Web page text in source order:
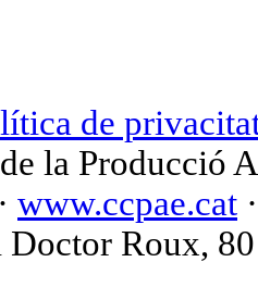
de
la Producció
www.ccpae.cat
Doctor Roux,